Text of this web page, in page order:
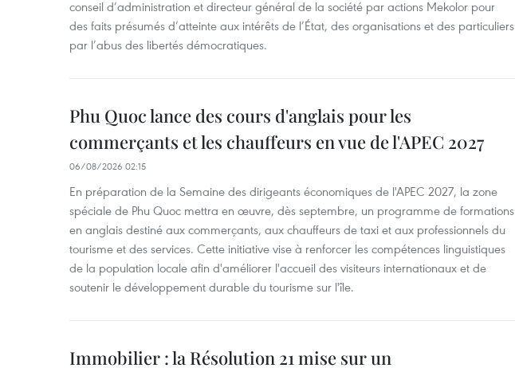
conseil d’administration et directeur général de la société par actions Mekolor pour
des faits présumés d’atteinte aux intérêts de l’État, des organisations et des particuliers
par l’abus des libertés démocratiques.
Phu Quoc lance des cours d'anglais pour les
commerçants et les chauffeurs en vue de l'APEC 2027
06/08/2026 02:15
En préparation de la Semaine des dirigeants économiques de l'APEC 2027, la zone
spéciale de Phu Quoc mettra en œuvre, dès septembre, un programme de formations
en anglais destiné aux commerçants, aux chauffeurs de taxi et aux professionnels du
tourisme et des services. Cette initiative vise à renforcer les compétences linguistiques
de la population locale afin d'améliorer l'accueil des visiteurs internationaux et de
soutenir le développement durable du tourisme sur l'île.
Immobilier : la Résolution 21 mise sur un